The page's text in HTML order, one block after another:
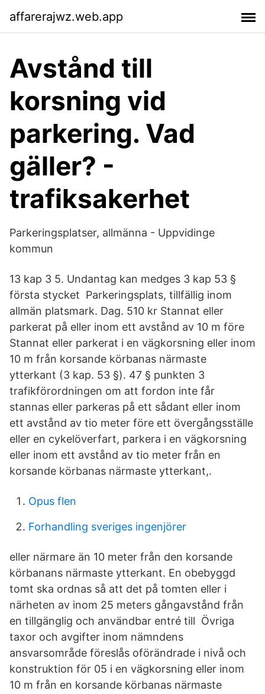
affarerajwz.web.app
Avstånd till
korsning vid
parkering. Vad
gäller? -
trafiksakerhet
Parkeringsplatser, allmänna - Uppvidinge
kommun
13 kap 3 5. Undantag kan medges 3 kap 53 §
första stycket Parkeringsplats, tillfällig inom
allmän platsmark. Dag. 510 kr Stannat eller
parkerat på eller inom ett avstånd av 10 m före
Stannat eller parkerat i en vägkorsning eller inom
10 m från korsande körbanas närmaste
ytterkant (3 kap. 53 §). 47 § punkten 3
trafikförordningen om att fordon inte får
stannas eller parkeras på ett sådant eller inom
ett avstånd av tio meter före ett övergångsställe
eller en cykelöverfart, parkera i en vägkorsning
eller inom ett avstånd av tio meter från en
korsande körbanas närmaste ytterkant,.
Opus flen
Forhandling sveriges ingenjörer
eller närmare än 10 meter från den korsande
körbanans närmaste ytterkant. En obebyggd
tomt ska ordnas så att det på tomten eller i
närheten av inom 25 meters gångavstånd från
en tillgänglig och användbar entré till Övriga
taxor och avgifter inom nämndens
ansvarsområde föreslås oförändrade i nivå och
konstruktion för 05 i en vägkorsning eller inom
10 m från en korsande körbanas närmaste